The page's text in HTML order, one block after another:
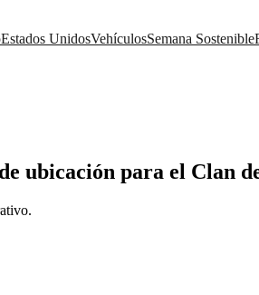
Estados UnidosVehículosSemana Sostenible
ubicación para el Clan